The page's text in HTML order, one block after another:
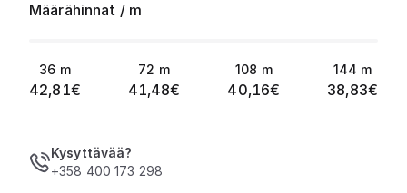
Määrähinnat / m
36 m
42,81€
72 m
41,48€
108 m
40,16€
144 m
38,83€
Kysyttävää?
+358 400 173 298